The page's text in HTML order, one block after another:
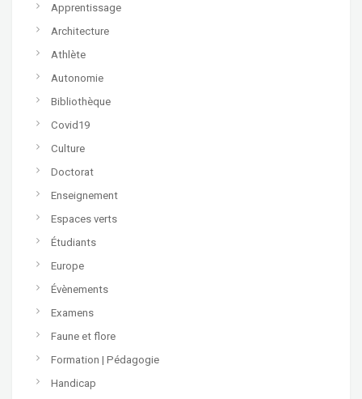
Apprentissage
Architecture
Athlète
Autonomie
Bibliothèque
Covid19
Culture
Doctorat
Enseignement
Espaces verts
Étudiants
Europe
Évènements
Examens
Faune et flore
Formation | Pédagogie
Handicap